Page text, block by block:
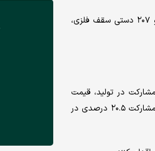
در این مرحله، خودروهای تارا دستی V۱، سورن پلاس دوگانه‌سوز EF۷، سورن پلاس TU۵P مجهز به فرمان برقی، پژو ۲۰۷ دستی سقف فلزی،
در روش فروش مشارکت در تولید، قیمت
خودروها به‌صورت غیرقطعی بوده و بر اساس قیمت مصوب زمان تحویل محاسبه خواهد شد. برای این طرح نیز سود مشارکت ۲۰.۵ درصدی در